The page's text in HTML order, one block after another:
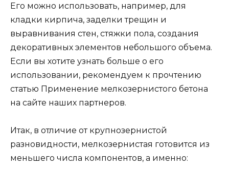
Его можно использовать, например, для
кладки кирпича, заделки трещин и
выравнивания стен, стяжки пола, создания
декоративных элементов небольшого объема.
Если вы хотите узнать больше о его
использовании, рекомендуем к прочтению
статью Применение мелкозернистого бетона
на сайте наших партнеров.
Итак, в отличие от крупнозернистой
разновидности, мелкозернистая готовится из
меньшего числа компонентов, а именно: